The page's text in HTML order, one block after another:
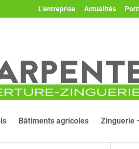
L’entreprise Actualités
Bâtiments agricoles Zinguerie